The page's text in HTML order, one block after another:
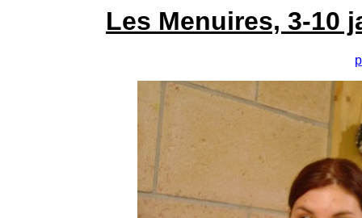
Les Menuires, 3-10